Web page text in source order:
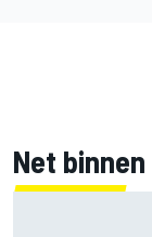
Net binnen